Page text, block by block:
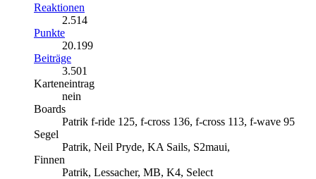
Reaktionen
2.514
Punkte
20.199
Beiträge
3.501
Karteneintrag
nein
Boards
Patrik f-ride 125, f-cross 136, f-cross 113, f-wave 95
Segel
Patrik, Neil Pryde, KA Sails, S2maui,
Finnen
Patrik, Lessacher, MB, K4, Select